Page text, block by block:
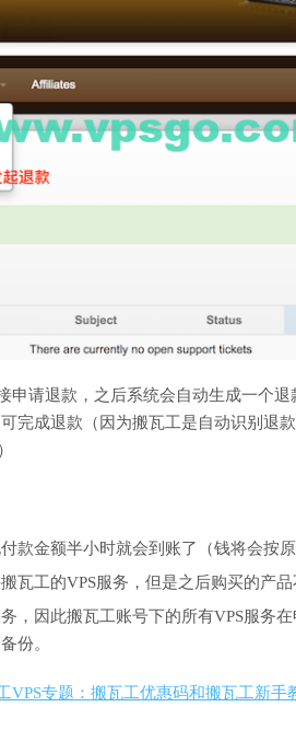
申请退款，之后系统会自动生成一个退
完成退款（因为搬瓦工是自动识别退
款金额半小时就会到账了（钱将会按原
瓦工的VPS服务，但是之后购买的产
，因此搬瓦工账号下的所有VPS服务
份。
VPS专题：搬瓦工优惠码和搬瓦工新手